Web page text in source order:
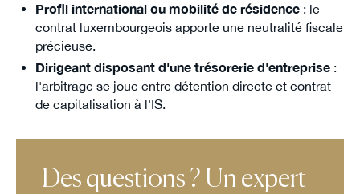
Profil international ou mobilité de résidence: le
contrat luxembourgeois apporte une neutralité fiscale
précieuse.
Dirigeant disposant d'une trésorerie d'entreprise:
l'arbitrage se joue entre détention directe et contrat
de capitalisation à l'IS.
Des questions ? Un expert